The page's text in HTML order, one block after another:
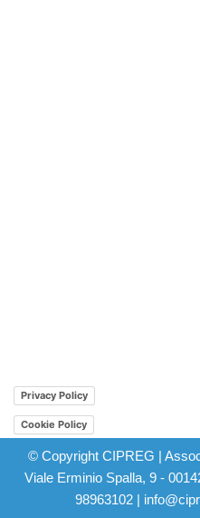
Privacy Policy
Cookie Policy
© Copyright CIPREG |
Viale Erminio Spalla, 9 -
98963102 |